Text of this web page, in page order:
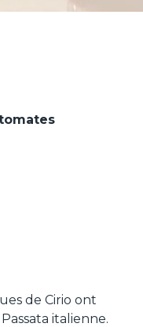
de Cirio ont
italienne.